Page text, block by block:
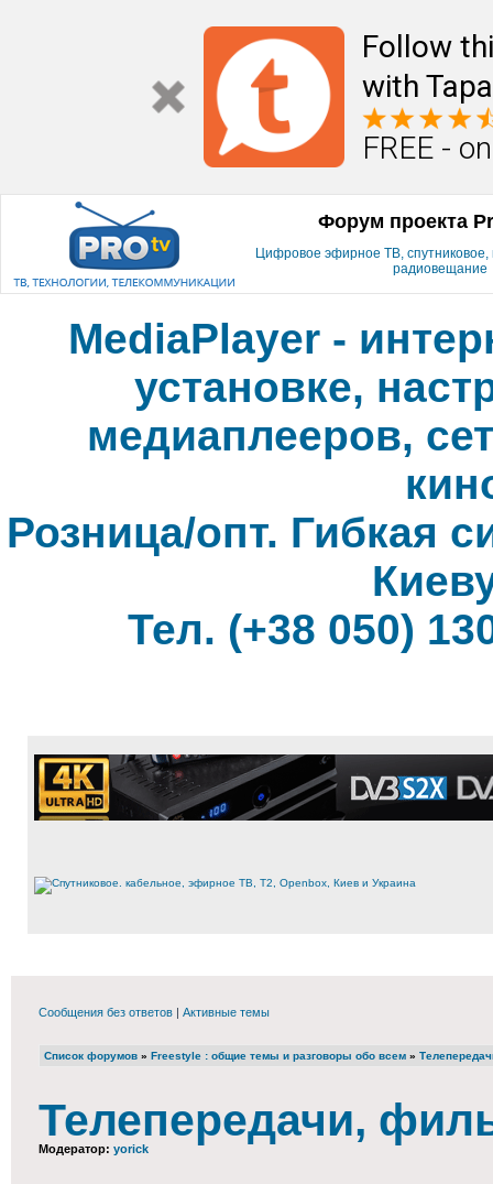
Follow
with
FREE -
Форум проекта
Цифровое эфирное ТВ, спутниковое,
радиовещание
MediaPlayer -
установке,
медиаплееров,
Розница/опт. Гибкая
Тел. (+38 050)
Сообщения без ответов | Активные темы
Список форумов » Freestyle : общие темы и разговоры обо всем »
Телепередачи,
Модератор: yorick